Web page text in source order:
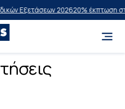
Εξετάσεων 202620% έκπτωση στην